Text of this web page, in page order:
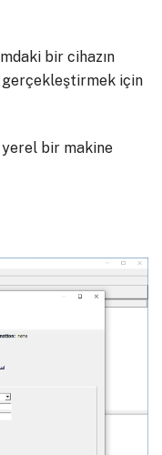
bir cihazın
gerçekleştirmek için
yerel bir makine